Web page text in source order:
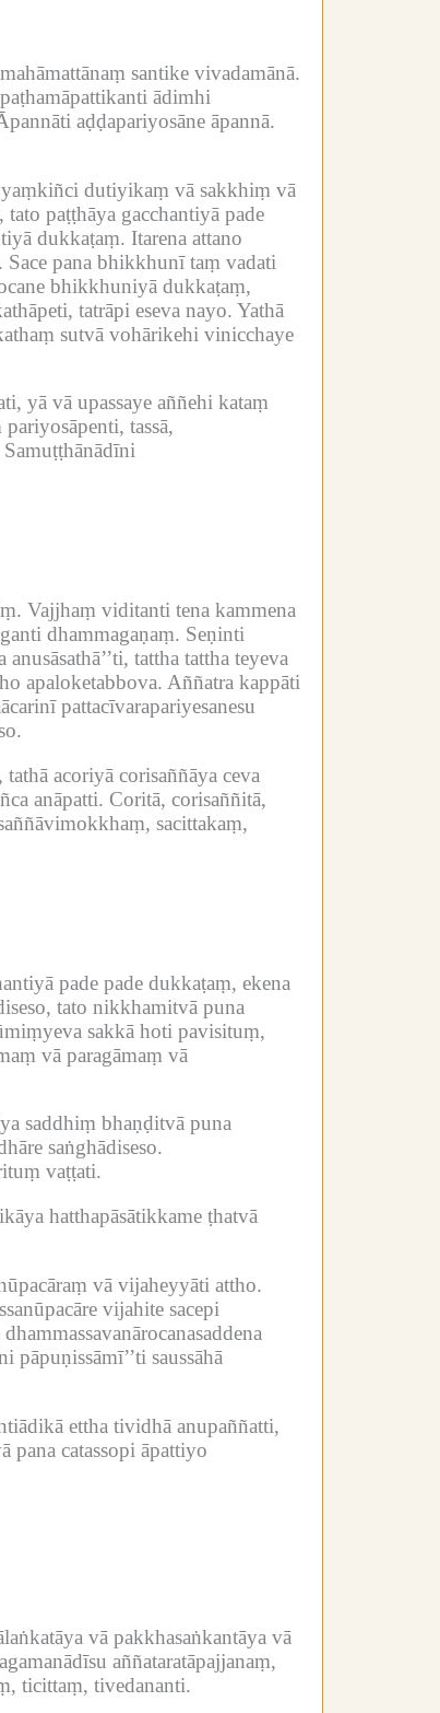
santike vivadamānā.
ādimhi
aḍḍapariyosāne āpannā.
yaṃkiñci dutiyikaṃ vā sakkhiṃ vā
paṭṭhāya gacchantiyā pade
dukkaṭaṃ. Itarena attano
Sace pana bhikkhunī taṃ vadati
bhikkhuniyā dukkaṭaṃ,
tatrāpi eseva nayo. Yathā
sutvā vohārikehi vinicchaye
yā vā upassaye aññehi kataṃ
tassā,
Samuṭṭhānādīni
Vajjhaṃ viditanti tena kammena
dhammagaṇaṃ. Seṇinti
tattha tattha teyeva
apaloketabbova. Aññatra kappāti
pattacīvarapariyesanesu
acoriyā corisaññāya ceva
anāpatti. Coritā, corisaññitā,
sacittakaṃ,
pade pade dukkaṭaṃ, ekena
tato nikkhamitvā puna
sakkā hoti pavisituṃ,
vā paragāmaṃ vā
saddhiṃ bhaṇḍitvā puna
saṅghādiseso.
vaṭṭati.
hatthapāsātikkame ṭhatvā
vā vijaheyyāti attho.
vijahite sacepi
pāpuṇissāmī’’ti saussāhā
ettha tividhā anupaññatti,
pana catassopi āpattiyo
vā pakkhasaṅkantāya vā
aññataratāpajjanaṃ,
ticittaṃ, tivedananti.